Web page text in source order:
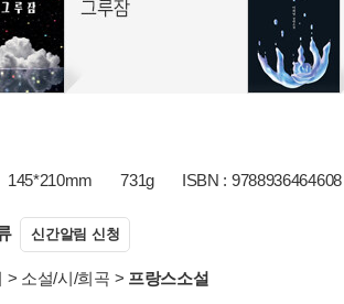
145*210mm 731g ISBN : 9788936464608
신간알림 신청
> 소설/시/희곡 > 프랑스소설